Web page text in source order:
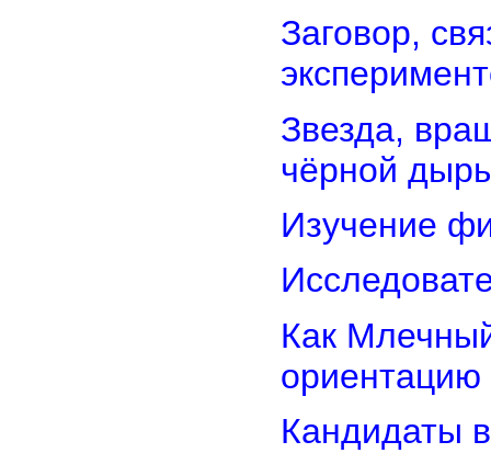
Заговор,
Звезда,
чёрной
Изучение
Как
ориентацию
Кандидаты